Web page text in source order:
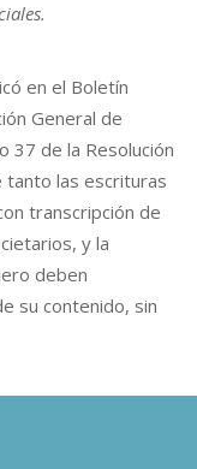
en el Boletín
General de
37 de la Resolución
tanto las escrituras
transcripción de
y la
deben
su contenido, sin